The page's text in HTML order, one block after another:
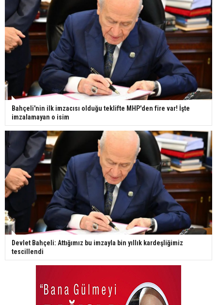
Bahçeli'nin ilk imzacısı olduğu teklifte MHP'den fire var! İşte
imzalamayan o isim
Devlet Bahçeli: Attığımız bu imzayla bin yıllık kardeşliğimiz
tescillendi